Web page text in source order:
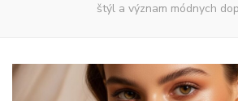
štýl a význam módnych